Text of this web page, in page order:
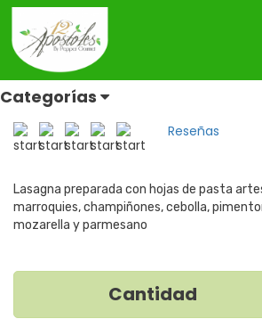
Categorías
Inicio Productos
Lasagna Veggie
Lasagna
REF: LASAGNAS VEGGIE SUPREME
Reseñas
Lasagna preparada con hojas de pasta
marroquies, champiñones, cebolla,
mozarella y parmesano
Cantidad